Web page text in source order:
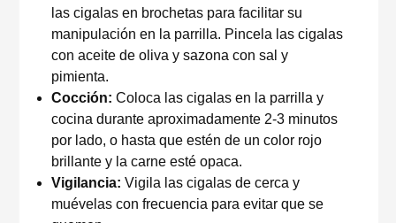
las cigalas en brochetas para facilitar su
manipulación en la parrilla. Pincela las cigalas
con aceite de oliva y sazona con sal y
pimienta.
Cocción: Coloca las cigalas en la parrilla y
cocina durante aproximadamente 2-3 minutos
por lado, o hasta que estén de un color rojo
brillante y la carne esté opaca.
Vigilancia: Vigila las cigalas de cerca y
muévelas con frecuencia para evitar que se